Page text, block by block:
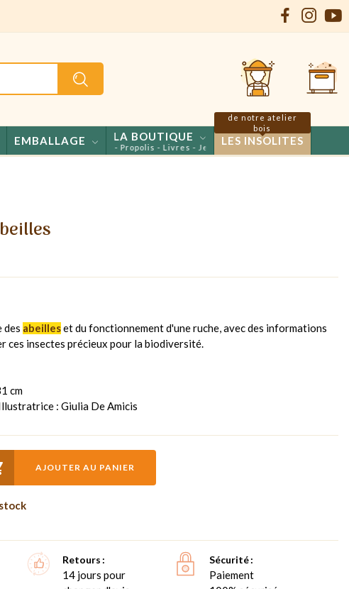
EMBALLAGE LA BOUTIQUE
Miels - Confiseries - Propolis - Livres - Jeux
LES INSOLITES
de notre atelier
bois
des abeilleset du fonctionnement d'une ruche, avec des informations
ces insectes précieux pour la biodiversité.
cm
: Giulia De Amicis
AJOUTER AU PANIER
Retours
14 jours pour
Sécurité
Paiement